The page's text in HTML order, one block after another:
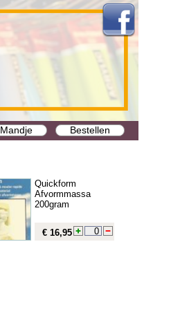
Mandje Bestellen
Quickform
Afvormmassa
200gram
€ 16,95